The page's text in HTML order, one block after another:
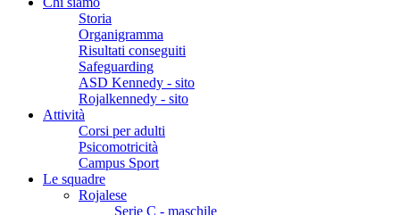
Storia
Organigramma
Risultati conseguiti
Safeguarding
ASD Kennedy - sito
Rojalkennedy - sito
Attività
Corsi per adulti
Psicomotricità
Campus Sport
Le squadre
Rojalese
Serie C - maschile